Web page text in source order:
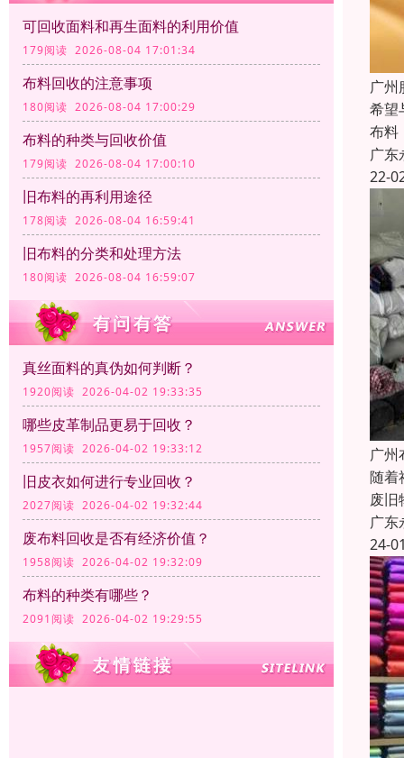
可回收面料和再生面料的利用价值
179阅读 2026-08-04 17:01:34
布料回收的注意事项
180阅读 2026-08-04 17:00:29
布料的种类与回收价值
179阅读 2026-08-04 17:00:10
旧布料的再利用途径
178阅读 2026-08-04 16:59:41
旧布料的分类和处理方法
180阅读 2026-08-04 16:59:07
真丝面料的真伪如何判断？
1920阅读 2026-04-02 19:33:35
哪些皮革制品更易于回收？
1957阅读 2026-04-02 19:33:12
旧皮衣如何进行专业回收？
2027阅读 2026-04-02 19:32:44
废布料回收是否有经济价值？
1958阅读 2026-04-02 19:32:09
布料的种类有哪些？
2091阅读 2026-04-02 19:29:55
广州
希望
布料
广东
22-
广州
随着
废旧
广东
24-